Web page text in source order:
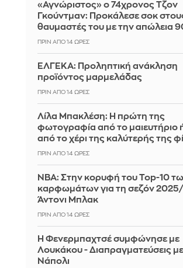
«Αγνώριστος» ο 74χρονος Τζον
Γκούντμαν: Προκάλεσε σοκ
θαυμαστές του με την απώλεια
ΠΡΙΝ ΑΠΌ 14 ΏΡΕΣ
ΕΛΓΕΚΑ: Προληπτική ανάκληση
προϊόντος μαρμελάδας
ΠΡΙΝ ΑΠΌ 14 ΏΡΕΣ
Λίλα Μπακλέση: Η πρώτη της
φωτογραφία από το μαιευτήριο
από το χέρι της καλύτερής της
ΠΡΙΝ ΑΠΌ 14 ΏΡΕΣ
ΝΒΑ: Στην κορυφή του Top-10
καρφωμάτων για τη σεζόν
Άντονι Μπλακ
ΠΡΙΝ ΑΠΌ 14 ΏΡΕΣ
Η Φενερμπαχτσέ συμφώνησε με
Λουκάκου - Διαπραγματεύσεις
Νάπολι